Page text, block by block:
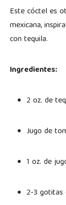
Este cóctel es
mexicana,
con tequila.
Ingredientes:
2 oz. de
Jugo de
1 oz. de
2-3 gotitas